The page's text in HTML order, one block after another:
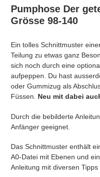
zum
Warenkorb
Pumphose Der
Grösse 98-140
Ein tolles Schnittmuster
Teilung zu etwas ganz
sich noch durch eine
aufpeppen. Du hast
oder Gummizug als
Füssen. Neu mit dabei
Durch die bebilderte
Anfänger geeignet.
Das Schnittmuster enthält
A0-Datei mit Ebenen und
Anleitung mit diversen